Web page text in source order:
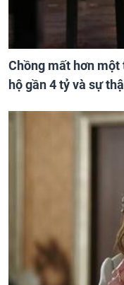
Chồng mất hơn một
hộ gần 4 tỷ và sự